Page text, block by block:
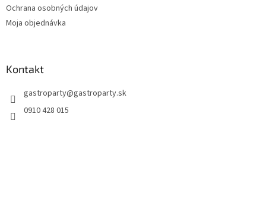
Ochrana osobných údajov
Moja objednávka
Kontakt
gastroparty@gastroparty.sk
0910 428 015